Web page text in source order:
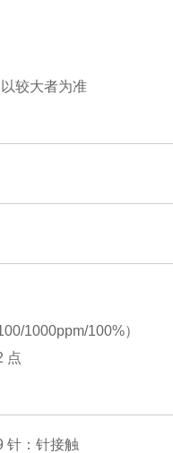
较大者为准
1000ppm/100%）
点
针：针接触